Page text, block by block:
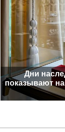
Дни
показывают